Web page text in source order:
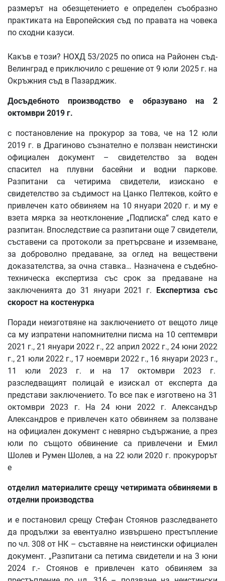
размерът на обезщетението е определен съобразно
практиката на Европейския съд по правата на човека
по сходни казуси.
Какъв е този? НОХД 53/2025 по описа на Районен съд-
Велинград е приключило с решение от 9 юли 2025 г. на
Окръжния съд в Пазарджик.
Досъдебното производство е образувано на 2
октомври 2019 г.
с постановление на прокурор за това, че на 12 юли
2019 г. в Драгиново съзнателно е ползван неистински
официален документ – свидетелство за воден
спасител на плувни басейни и водни паркове.
Разпитани са четирима свидетели, изискано е
свидетелство за съдимост на Цанко Пелтеков, който е
привлечен като обвиняем на 10 януари 2020 г. и му е
взета мярка за неотклонение „Подписка“ след като е
разпитан. Впоследствие са разпитани още 7 свидетели,
съставени са протоколи за претърсване и изземване,
за доброволно предаване, за оглед на веществени
доказателства, за очна ставка… Назначена е съдебно-
техническа експертиза със срок за предаване на
заключенията до 31 януари 2021 г. Експертиза със
скорост на костенурка
Поради неизготвяне на заключението от вещото лице
са му изпратени напомнителни писма на 10 септември
2021 г., 21 януари 2022 г., 22 април 2022 г., 24 юни 2022
г., 21 юли 2022 г., 17 ноември 2022 г., 16 януари 2023 г.,
11 юли 2023 г. и на 17 октомври 2023 г.
разследващият полицай е изискал от експерта да
представи заключението. То все пак е изготвено на 31
октомври 2023 г. На 24 юни 2022 г. Александър
Александров е привлечен като обвиняем за ползване
на официален документ с невярно съдържание, а през
юли по същото обвинение са привлечени и Емил
Шолев и Румен Шолев, а на 22 юли 2020 г. прокурорът
е
отделил материалите срещу четиримата обвиняеми в
отделни производства
и е постановил срещу Стефан Стоянов разследването
да продължи за евентуално извършено престъпление
по чл. 308 от НК – съставяне на неистински официален
документ. „Разпитани са петима свидетели и на 3 юни
2024 г.- Стоянов е привлечен като обвиняем за